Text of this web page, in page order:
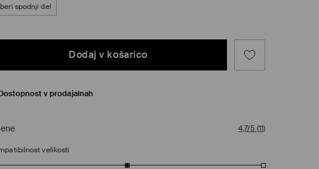
spodnji del
Dodaj v košarico
v prodajalnah
4,7/5 (11)
velikosti